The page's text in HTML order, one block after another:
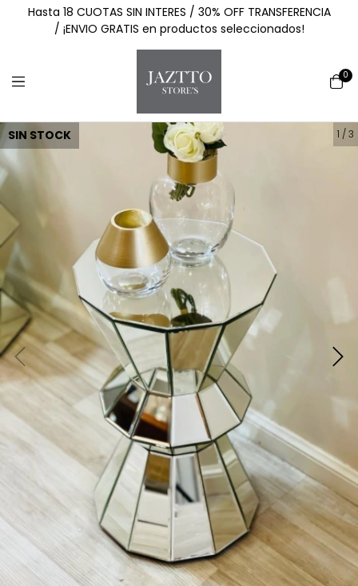
Hasta 18 CUOTAS SIN INTERES / 30% OFF TRANSFERENCIA
/ ¡ENVIO GRATIS en productos seleccionados!
0
SIN STOCK 1 /3